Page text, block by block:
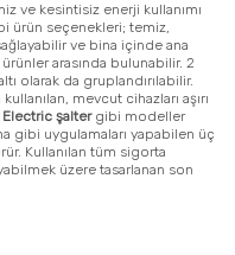
ve kesintisiz enerji kullanımı
ürün seçenekleri; temiz,
ve bina içinde ana
arasında bulunabilir. 2
olarak da gruplandırılabilir.
mevcut cihazları aşırı
şaltergibi modeller
gibi uygulamaları yapabilen üç
Kullanılan tüm sigorta
üzere tasarlanan son